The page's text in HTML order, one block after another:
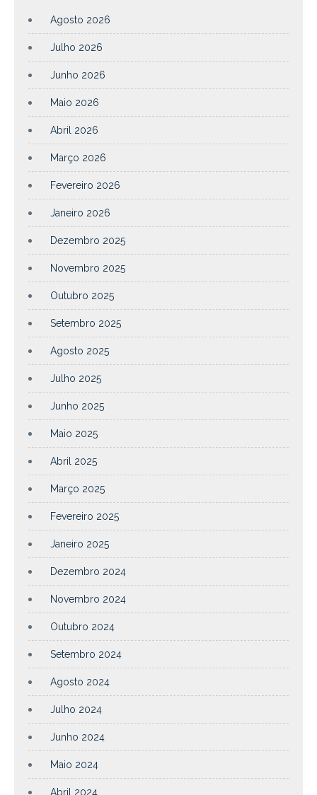
Agosto 2026
Julho 2026
Junho 2026
Maio 2026
Abril 2026
Março 2026
Fevereiro 2026
Janeiro 2026
Dezembro 2025
Novembro 2025
Outubro 2025
Setembro 2025
Agosto 2025
Julho 2025
Junho 2025
Maio 2025
Abril 2025
Março 2025
Fevereiro 2025
Janeiro 2025
Dezembro 2024
Novembro 2024
Outubro 2024
Setembro 2024
Agosto 2024
Julho 2024
Junho 2024
Maio 2024
Abril 2024